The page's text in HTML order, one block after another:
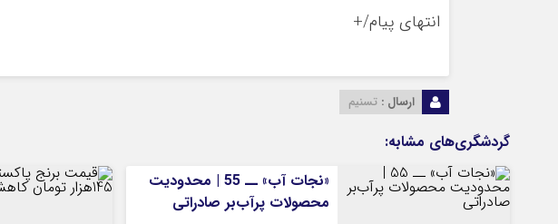
انتهای پیام/+
ارسال : تسنیم
گردشگری‌های مشابه:
«نجات آب» ــ 55 | محدودیت
محصولات پرآب‌بر صادراتی